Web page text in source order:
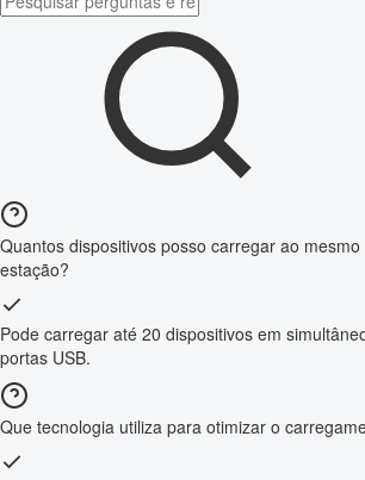
Quantos dispositivos posso carregar ao
estação?
Pode carregar até 20 dispositivos em
portas USB.
Que tecnologia utiliza para otimizar o